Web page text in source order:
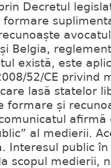
Decretul
Belgia,
există, este
52/CE privind
lasă statelor
formare și
afirmă
al medierii.
Interesul public în
scopul medierii,